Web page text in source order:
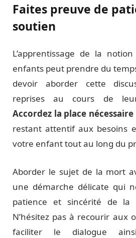
Faites preuve de
soutien
L’apprentissage de la
enfants peut prendre du
devoir aborder cette
reprises au cours de leur
Accordez la place nécessaire
restant attentif aux besoins
votre enfant tout au long du
Aborder le sujet de la mort
une démarche délicate qui
patience et sincérité de la
N’hésitez pas à recourir aux
faciliter le dialogue